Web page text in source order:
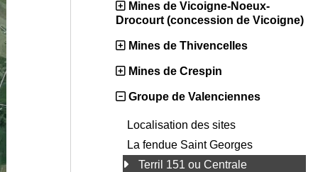
Mines de Vicoigne-Noeux-
Drocourt (concession de Vicoigne)
Mines de Thivencelles
Mines de Crespin
Groupe de Valenciennes
Localisation des sites
La fendue Saint Georges
Terril 151 ou Centrale